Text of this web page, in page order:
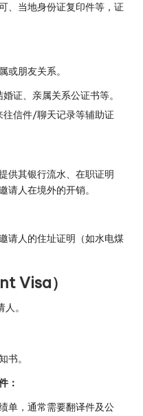
、当地身份证复印件等，证
或朋友关系。
证、亲属关系公证书等。
往信件/聊天记录等辅助证
供其银行流水、在职证明
请人在境外的开销。
请人的住址证明（如水电煤
Visa）
。
书。
：
单，通常需要翻译件及公